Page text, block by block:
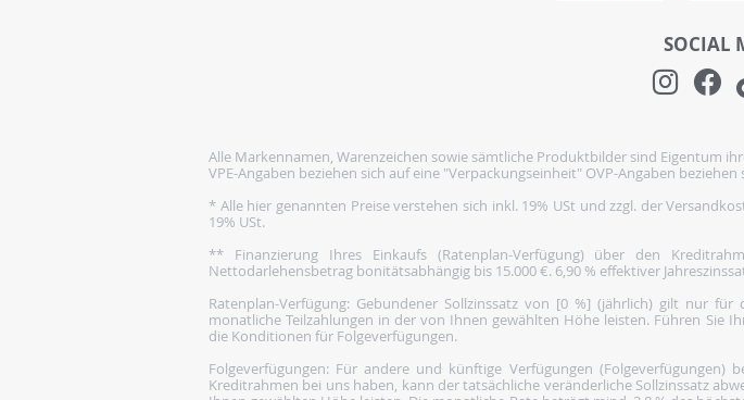
SOCIAL
Alle Markennamen, Warenzeichen sowie sämtliche Produktbilder sind Eigentum
VPE-Angaben beziehen sich auf eine "Verpackungseinheit" OVP-Angaben
* Alle hier genannten Preise verstehen sich inkl. 19% USt und zzgl. der
19% USt.
** Finanzierung Ihres Einkaufs (Ratenplan-Verfügung) über den
Nettodarlehensbetrag bonitätsabhängig bis 15.000 €. 6,90 % effektiver
Ratenplan-Verfügung: Gebundener Sollzinssatz von [0 %] (jährlich) gilt nur
monatliche Teilzahlungen in der von Ihnen gewählten Höhe leisten. Führen Sie
die Konditionen für Folgeverfügungen.
Folgeverfügungen: Für andere und künftige Verfügungen (Folgeverfügungen)
Kreditrahmen bei uns haben, kann der tatsächliche veränderliche Sollzinssatz